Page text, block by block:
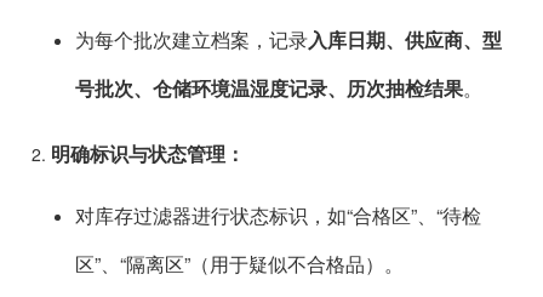
为每个批次建立档案，记录入库日期、供应商、型
号批次、仓储环境温湿度记录、历次抽检结果。
明确标识与状态管理：
对库存过滤器进行状态标识，如“合格区”、“待检
区”、“隔离区”（用于疑似不合格品）。